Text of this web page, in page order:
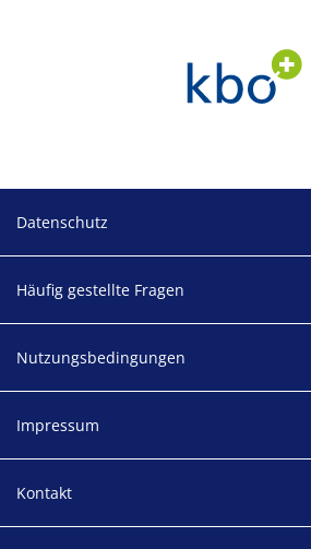
Datenschutz
Häufig gestellte Fragen
Nutzungsbedingungen
Impressum
Kontakt